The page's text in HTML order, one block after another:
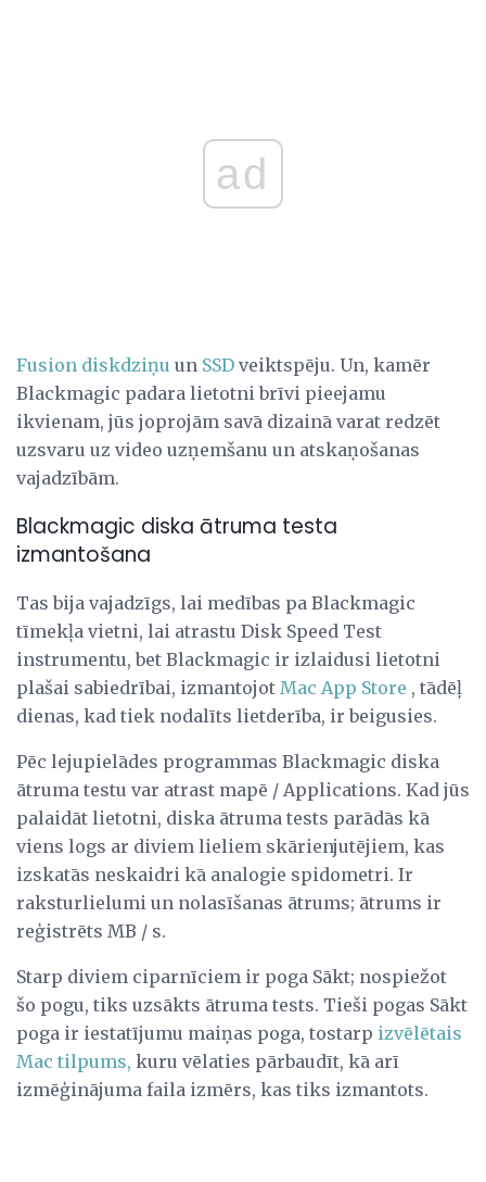
ad
Fusion diskdziņu un SSD veiktspēju. Un, kamēr
Blackmagic padara lietotni brīvi pieejamu
ikvienam, jūs joprojām savā dizainā varat redzēt
uzsvaru uz video uzņemšanu un atskaņošanas
vajadzībām.
Blackmagic diska ātruma testa
izmantošana
Tas bija vajadzīgs, lai medības pa Blackmagic
tīmekļa vietni, lai atrastu Disk Speed ​​Test
instrumentu, bet Blackmagic ir izlaidusi lietotni
plašai sabiedrībai, izmantojot Mac App Store , tādēļ
dienas, kad tiek nodalīts lietderība, ir beigusies.
Pēc lejupielādes programmas Blackmagic diska
ātruma testu var atrast mapē / Applications. Kad jūs
palaidāt lietotni, diska ātruma tests parādās kā
viens logs ar diviem lieliem skārienjutējiem, kas
izskatās neskaidri kā analogie spidometri. Ir
raksturlielumi un nolasīšanas ātrums; ātrums ir
reģistrēts MB / s.
Starp diviem ciparnīciem ir poga Sākt; nospiežot
šo pogu, tiks uzsākts ātruma tests. Tieši pogas Sākt
poga ir iestatījumu maiņas poga, tostarp izvēlētais
Mac tilpums, kuru vēlaties pārbaudīt, kā arī
izmēģinājuma faila izmērs, kas tiks izmantots.